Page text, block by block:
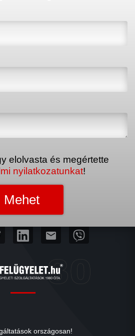
elolvasta és megértette
nyilatkozatunkat!
mail
országosan!